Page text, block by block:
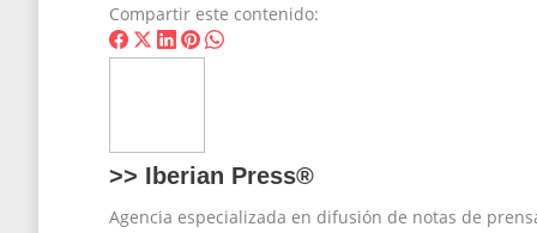
Compartir este contenido:
ShareShareShare
ShareShare
>> Iberian Press®
Agencia especializada en difusión de notas de